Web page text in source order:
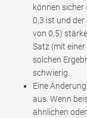
können sicher
0,3 ist und der
von 0,5)
Satz (mit
solchen
schwierig.
Eine
aus. Wenn
ähnlichen